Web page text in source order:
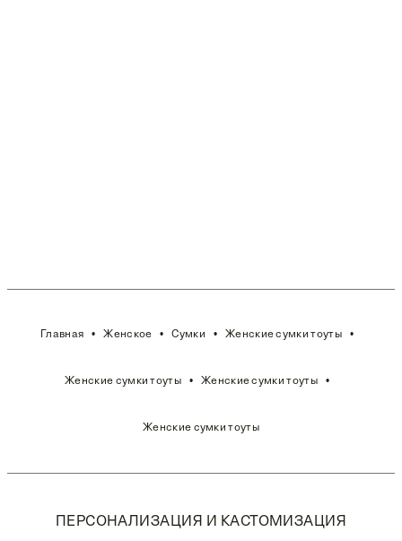
Главная Женское Сумки Женские сумки тоуты
Женские сумки тоуты Женские сумки тоуты
Женские сумки тоуты
ПЕРСОНАЛИЗАЦИЯ И КАСТОМИЗАЦИЯ